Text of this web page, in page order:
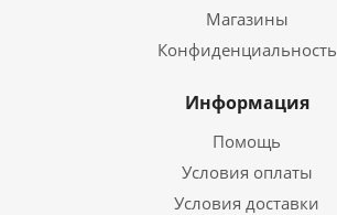
Магазины
Конфиденциальность
Информация
Помощь
Условия оплаты
Условия доставки